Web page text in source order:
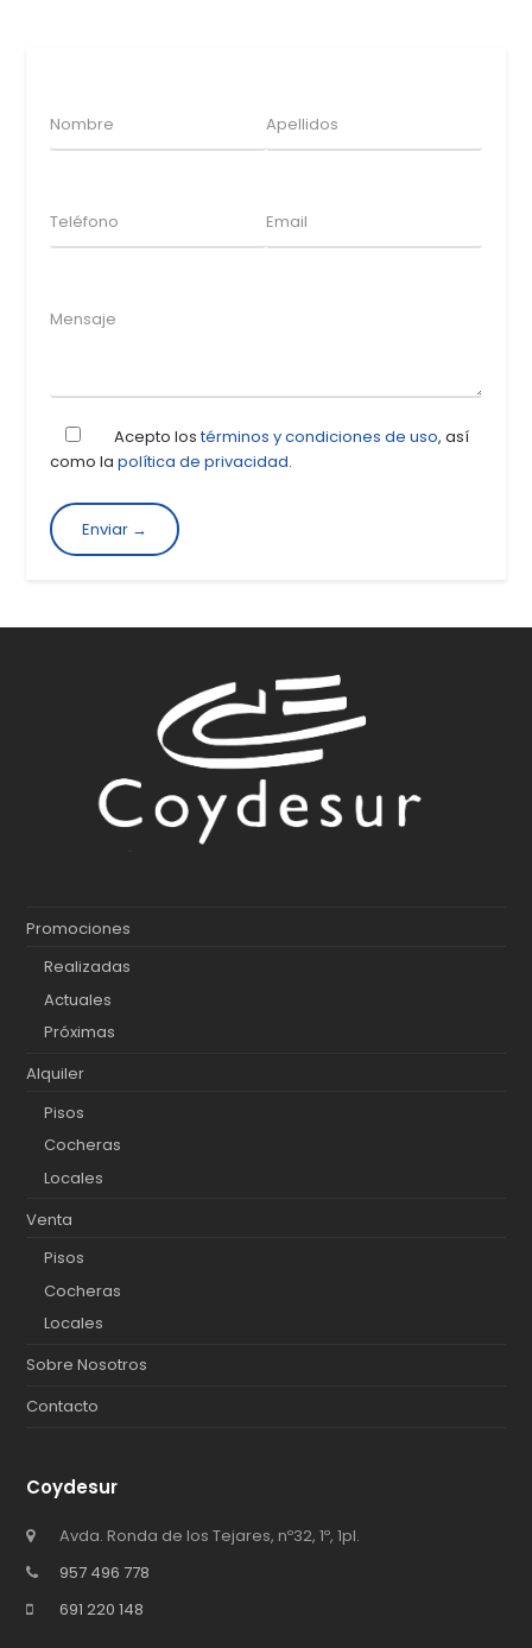
Acepto lostérminos y condiciones de uso, así
como lapolítica de privacidad.
Promociones
Realizadas
Actuales
Próximas
Alquiler
Pisos
Cocheras
Locales
Venta
Pisos
Cocheras
Locales
Sobre Nosotros
Contacto
Coydesur
Avda. Ronda de los Tejares, nº32, 1º, 1pl.
957 496 778
691 220 148